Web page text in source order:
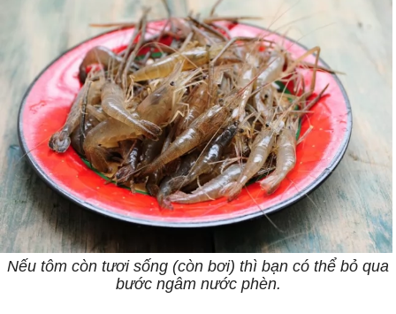
Nếu tôm còn tươi sống (còn bơi) thì bạn có thể bỏ qua
bước ngâm nước phèn.